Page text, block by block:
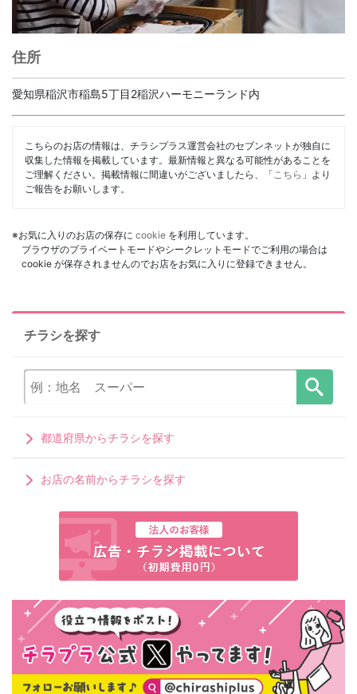
住所
愛知県稲沢市稲島5丁目2稲沢ハーモニーランド内
こちらのお店の情報は、チラシプラス運営会社のセブンネットが独自に
収集した情報を掲載しています。最新情報と異なる可能性があることを
ご理解ください。掲載情報に間違いがございましたら、「 こちら 」より
ご報告をお願いします。
※お気に入りのお店の保存に cookie を利用しています。
ブラウザのプライベートモードやシークレットモードでご利用の場合は
cookie が保存されませんのでお店をお気に入りに登録できません。
チラシを探す
都道府県からチラシを探す
お店の名前からチラシを探す